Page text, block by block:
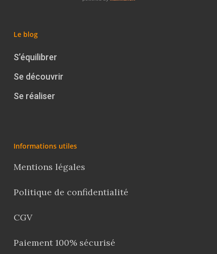
Le blog
S’équilibrer
Se découvrir
Se réaliser
Informations utiles
Mentions légales
Politique de confidentialité
CGV
Paiement 100% sécurisé